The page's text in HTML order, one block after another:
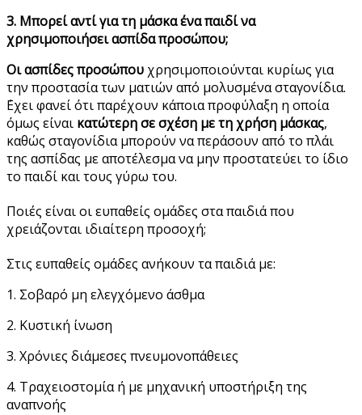
3. Μπορεί αντί για τη μάσκα ένα παιδί να
χρησιμοποιήσει ασπίδα προσώπου;
Οι ασπίδες προσώπου χρησιμοποιούνται κυρίως για
την προστασία των ματιών από μολυσμένα σταγονίδια.
΄Εχει φανεί ότι παρέχουν κάποια προφύλαξη η οποία
όμως είναι κατώτερη σε σχέση με τη χρήση μάσκας,
καθώς σταγονίδια μπορούν να περάσουν από το πλάι
της ασπίδας με αποτέλεσμα να μην προστατεύει το ίδιο
το παιδί και τους γύρω του.
Ποιές είναι οι ευπαθείς ομάδες στα παιδιά που
χρειάζονται ιδιαίτερη προσοχή;
Στις ευπαθείς ομάδες ανήκουν τα παιδιά με:
1. Σοβαρό μη ελεγχόμενο άσθμα
2. Κυστική ίνωση
3. Χρόνιες διάμεσες πνευμονοπάθειες
4. Τραχειοστομία ή με μηχανική υποστήριξη της
αναπνοής